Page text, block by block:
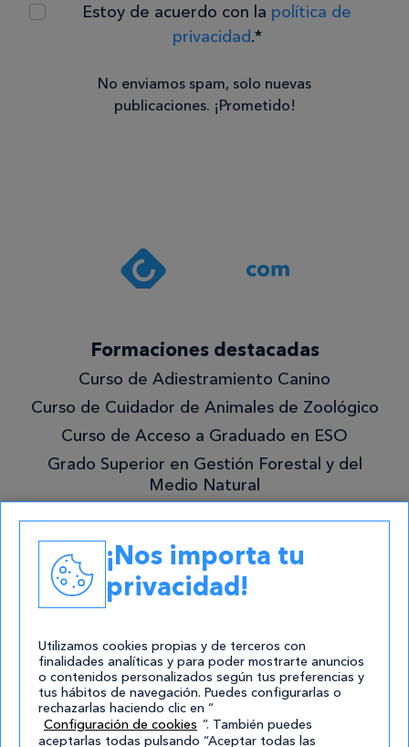
Estoy de acuerdo con la política de
privacidad.*
Consentimiento
política de
privacidad .*
¡Quiero
mejor!
No enviamos spam, solo nuevas
publicaciones. ¡Prometido!
Formaciones destacadas
Curso de Adiestramiento Canino
Curso de Cuidador de Animales de Zoológico
Curso de Acceso a Graduado en ESO
Grado Superior en Gestión Forestal y del
Medio Natural
Contacto
atencion@cursos.com
Redes Sociales
¡Nos importa tu
privacidad!
Utilizamos cookies propias y de terceros con
finalidades analíticas y para poder mostrarte anuncios
o contenidos personalizados según tus preferencias y
tus hábitos de navegación. Puedes configurarlas o
rechazarlas haciendo clic en “
Configuración de cookies ”. También puedes
aceptarlas todas pulsando “Aceptar todas las